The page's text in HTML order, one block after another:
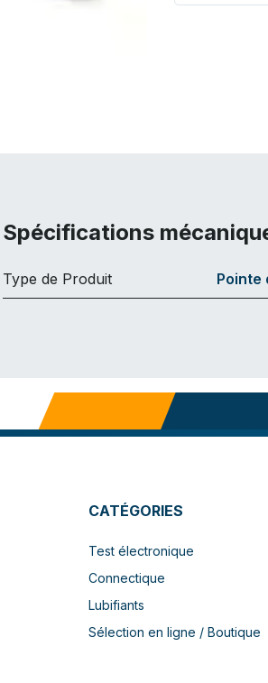
Spécifications
Type de Produit Pointe
CATÉGORIES
Test électronique
Connectique
Lubifiants
Sélection en ligne / Boutique